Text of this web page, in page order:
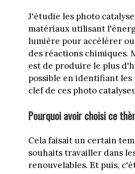
J'étudie les photo
matériaux utilisant
lumière pour accélérer
des réactions chimiques.
est de produire le plus
possible en identifiant les
clef de ces photo
Pourquoi avoir choisi ce
Cela faisait un certain
souhaits travailler dans
renouvelables. Et puis,